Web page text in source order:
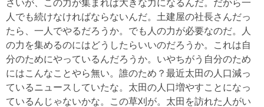
人でも続けなければならないんだ。土建屋の社長さんだっ
たら、一人でやるだろうか。でも人の力が必要なのだ。人
の力を集めるのにはどうしたらいいのだろうか。これは自
分のためにやっているんだろうか。いやちがう自分のため
にはこんなことやら無い。誰のため？最近太田の人口減っ
ているニュースしていたな。太田の人口増やすことになっ
ているんじゃないかな。この草刈が。太田を訪れた人がい